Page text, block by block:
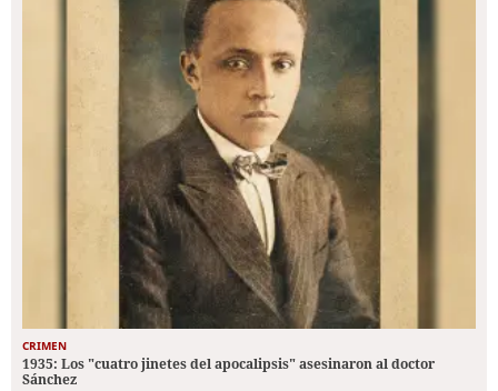
CRIMEN
1935: Los "cuatro jinetes del apocalipsis" asesinaron al doctor
Sánchez